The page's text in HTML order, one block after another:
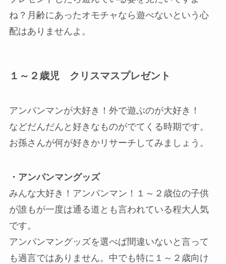
ね？月齢にあったオモチャなら遊べないという心
配はありませんよ。
１～２歳児 クリスマスプレゼント
アンパンマンが大好き！外で遊ぶのが大好き！
などだんだんと好きなものがでてくる時期です。
お孫さんが何が好きかリサーチしてみましょう。
・アンパンマングッズ
みんな大好き！アンパンマン！１～２歳位の子供
が誰もが一度は通る道とも言われている程大人気
です。
アンパンマングッズを選べば間違いないと言って
も過言ではありません。中でも特に１～２歳向け